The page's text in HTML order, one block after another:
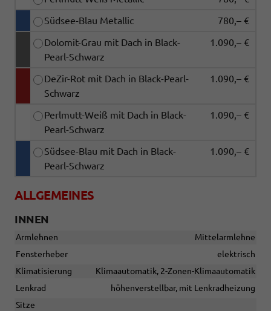
Südsee-Blau Metallic
780,– €
Dolomit-Grau mit Dach in Black-
Pearl-Schwarz
1.090,– €
DeZir-Rot mit Dach in Black-Pearl-
Schwarz
1.090,– €
Perlmutt-Weiß mit Dach in Black-
Pearl-Schwarz
1.090,– €
Südsee-Blau mit Dach in Black-
Pearl-Schwarz
1.090,– €
ALLGEMEINES
INNEN
Armlehnen
Mittelarmlehne
Fensterheber
elektrisch
Klimatisierung
Klimaautomatik, 2-Zonen-Klimaautomatik
Lenkrad
höhenverstellbar, mit Lenkradheizung
Sitze